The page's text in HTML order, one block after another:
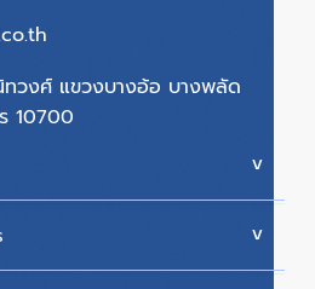
วงศ์ แขวงบางอ้อ บางพลัด
10700